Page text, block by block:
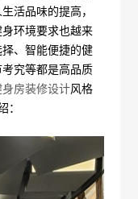
活品味的提高，
环境要求也越来
、智能便捷的健
究等都是高品质
房装修设计风格